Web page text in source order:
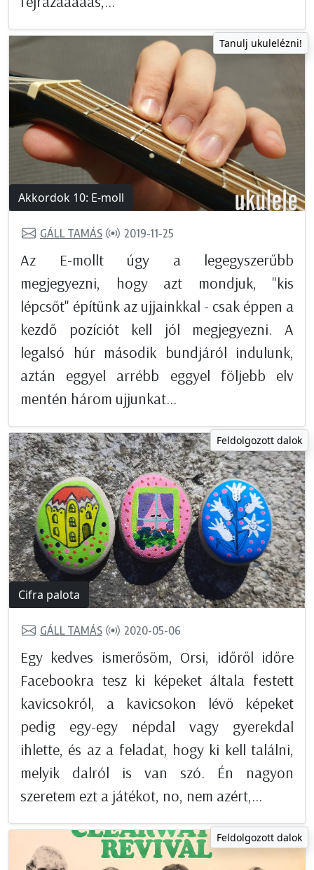
Tanulj ukulelézni!
Akkordok 10: E-moll
GÁLL TAMÁS 2019-11-25
Az E-mollt úgy a legegyszerűbb
megjegyezni, hogy azt mondjuk, "kis
lépcsőt" építünk az ujjainkkal - csak éppen a
kezdő pozíciót kell jól megjegyezni. A
legalsó húr második bundjáról indulunk,
aztán eggyel arrébb eggyel följebb elv
mentén három ujjunkat...
Feldolgozott dalok
Cifra palota
GÁLL TAMÁS 2020-05-06
Egy kedves ismerősöm, Orsi, időről időre
Facebookra tesz ki képeket általa festett
kavicsokról, a kavicsokon lévő képeket
pedig egy-egy népdal vagy gyerekdal
ihlette, és az a feladat, hogy ki kell találni,
melyik dalról is van szó. Én nagyon
szeretem ezt a játékot, no, nem azért,...
Feldolgozott dalok